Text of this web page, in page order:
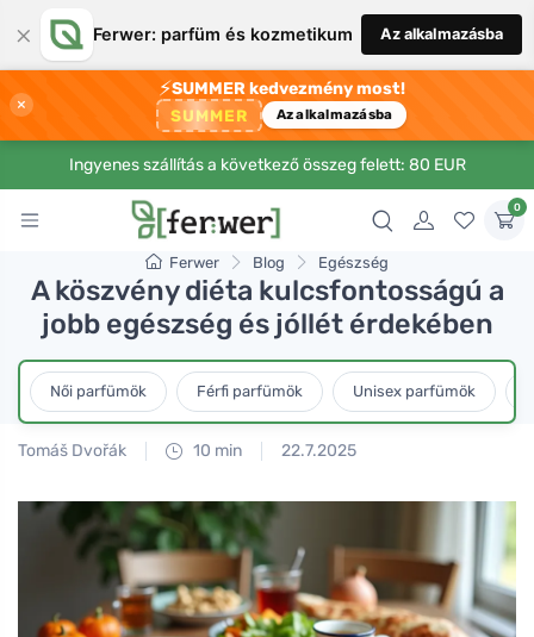
× Ferwer: parfüm és kozmetikum Az alkalmazásba
×
⚡SUMMER kedvezmény most!
SUMMER Az alkalmazásba
Ingyenes szállítás a következő összeg felett: 80 EUR
0
Ferwer Blog Egészség
A köszvény diéta kulcsfontosságú a
jobb egészség és jóllét érdekében
Női parfümök Férfi parfümök Unisex parfümök
Tomáš Dvořák 10 min 22.7.2025